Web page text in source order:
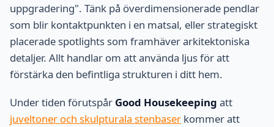
uppgradering". Tänk på överdimensionerade pendlar
som blir kontaktpunkten i en matsal, eller strategiskt
placerade spotlights som framhäver arkitektoniska
detaljer. Allt handlar om att använda ljus för att
förstärka den befintliga strukturen i ditt hem.
Under tiden förutspår Good Housekeeping att
juveltoner och skulpturala stenbaser kommer att